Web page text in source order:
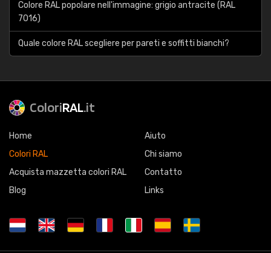
Colore RAL popolare nell'immagine: grigio antracite (RAL
7016)
Quale colore RAL scegliere per pareti e soffitti bianchi?
ColoriRAL.it
Home
Colori RAL
Acquista mazzetta colori RAL
Blog
Aiuto
Chi siamo
Contatto
Links